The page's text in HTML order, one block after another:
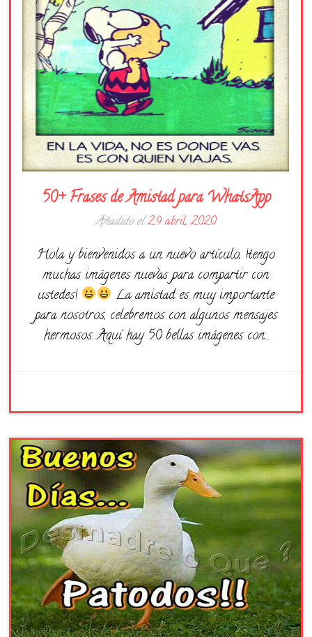
50+ Frases de Amistad para WhatsApp
Añadido el29 abril, 2020
Hola y bienvenidos a un nuevo artículo, ¡tengo
muchas imágenes nuevas para compartir con
ustedes!
La amistad es muy importante
para nosotros, celebremos con algunos mensajes
hermosos. Aquí hay 50 bellas imágenes con…